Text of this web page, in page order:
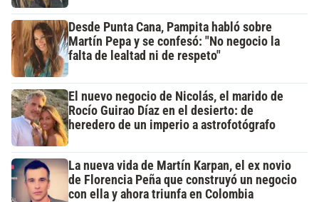
Desde Punta Cana, Pampita habló sobre
Martín Pepa y se confesó: "No negocio la
falta de lealtad ni de respeto"
El nuevo negocio de Nicolás, el marido de
Rocío Guirao Díaz en el desierto: de
heredero de un imperio a astrofotógrafo
La nueva vida de Martín Karpan, el ex novio
de Florencia Peña que construyó un negocio
con ella y ahora triunfa en Colombia